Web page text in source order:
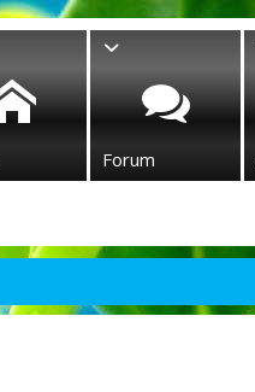
Forum